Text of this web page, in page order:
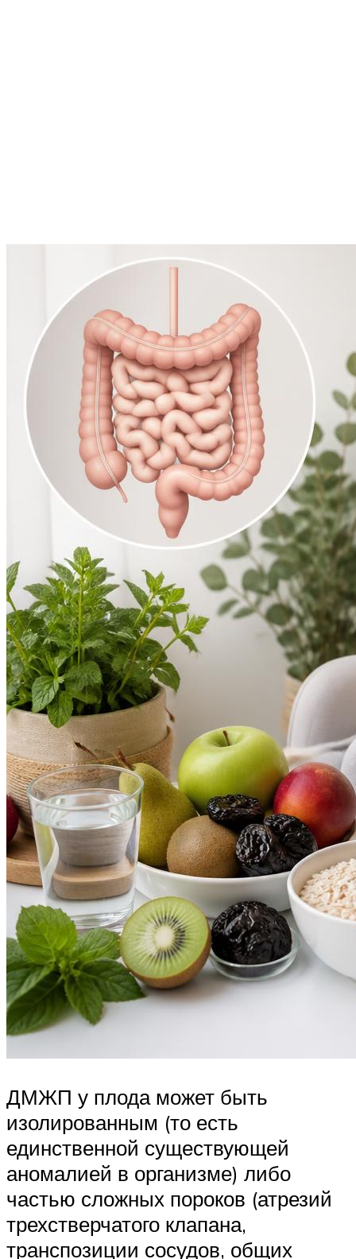
ДМЖП у плода может быть
изолированным (то есть
единственной существующей
аномалией в организме) либо
частью сложных пороков (атрезий
трехстверчатого клапана,
транспозиции сосудов, общих